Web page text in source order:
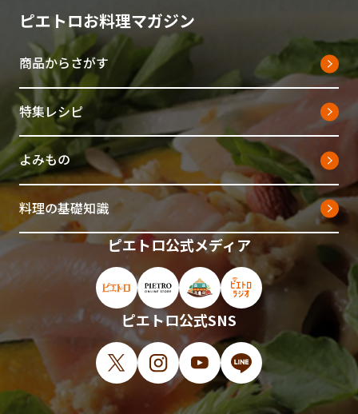
ピエトロお料理マガジン
商品からさがす
特集レシピ
よみもの
料理の基礎知識
ピエトロ公式メディア
ピエトロ公式サイト（新しいウィンドウで
ピエトロオンラインストア（新しい
ピエトロホームタウン（新
ピエトロラジオ（新
ピエトロ公式SNS
X（新しいウィンドウで開きます）
Instagram（新しいウィンドウで開
YouTube（新しいウィンド
LINE（新しいウィン